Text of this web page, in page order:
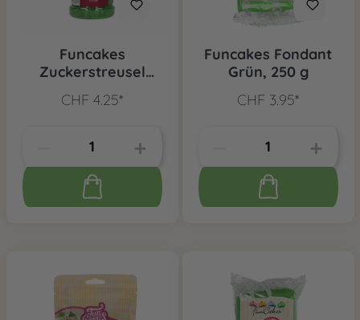
Funcakes
Zuckerstreusel
CHF 4.25*
Funcakes Fondant
Grün, 250 g
CHF 3.95*